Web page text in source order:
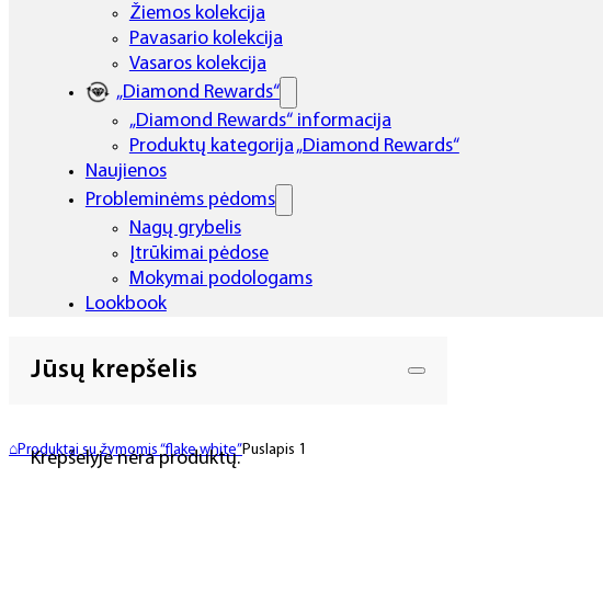
Atributika
Rinkiniai
Žiemos kolekcija
Pavasario kolekcija
Vasaros kolekcija
„Diamond Rewards“
„Diamond Rewards“ informacija
Produktų kategorija „Diamond Rewards“
Naujienos
Probleminėms pėdoms
Nagų grybelis
Įtrūkimai pėdose
Mokymai podologams
Lookbook
Jūsų krepšelis
Krepšelyje nėra produktų.
⌂Produktai su žymomis “flake white” Puslapis 1